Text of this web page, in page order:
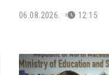
06.08.2026. 12:15